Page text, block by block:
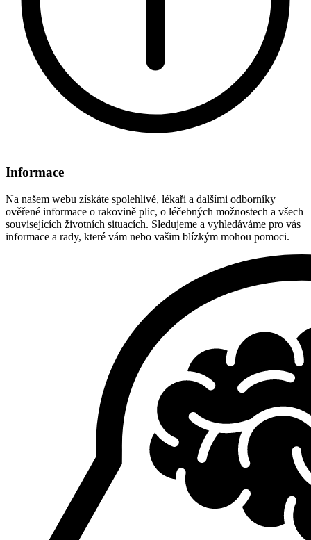
Informace
Na našem webu získáte spolehlivé, lékaři a dalšími odborníky
ověřené informace o rakovině plic, o léčebných možnostech a všech
souvisejících životních situacích. Sledujeme a vyhledáváme pro vás
informace a rady, které vám nebo vašim blízkým mohou pomoci.